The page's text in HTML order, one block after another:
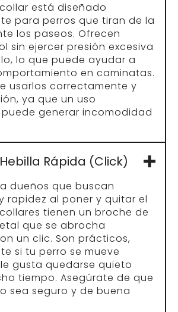
está diseñado
para perros que tiran de la
los paseos. Ofrecen
sin ejercer presión excesiva
lo que puede ayudar a
en caminatas.
usarlos correctamente y
ya que un uso
generar incomodidad
Rápida (Click)
dueños que buscan
rapidez al poner y quitar el
tienen un broche de
que se abrocha
un clic. Son prácticos,
si tu perro se mueve
gusta quedarse quieto
tiempo. Asegúrate de que
sea seguro y de buena